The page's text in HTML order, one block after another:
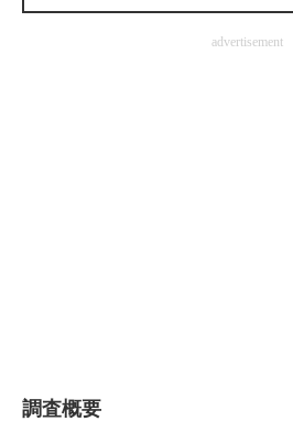
製造業のIT導入・活用を支援advertisement
調査概要